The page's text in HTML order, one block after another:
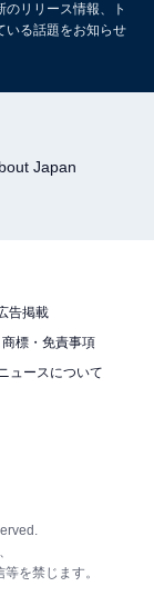
リリース情報、ト
いる話題をお知らせ
Japan
告掲載
標・免責事項
ュースについて
を禁じます。